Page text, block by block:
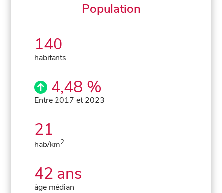
Population
140
habitants
4,48 %
Entre 2017 et 2023
21
hab/km2
42 ans
âge médian